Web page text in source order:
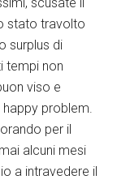
stato travolto
surplus di
tempi non
viso e
problem.
per il
alcuni mesi
a intravedere il